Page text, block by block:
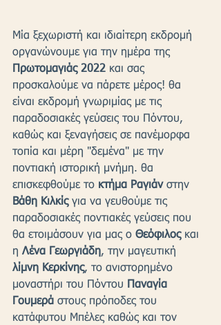
Μία ξεχωριστή και ιδιαίτερη εκδρομή
οργανώνουμε για την ημέρα της
Πρωτομαγιάς 2022 και σας
προσκαλούμε να πάρετε μέρος! θα
είναι εκδρομή γνωριμίας με τις
παραδοσιακές γεύσεις του Πόντου,
καθώς και ξεναγήσεις σε πανέμορφα
τοπία και μέρη "δεμένα" με την
ποντιακή ιστορική μνήμη. θα
επισκεφθούμε το κτήμα Ραγιάν στην
Βάθη Κιλκίς για να γευθούμε τις
παραδοσιακές ποντιακές γεύσεις που
θα ετοιμάσουν για μας ο Θεόφιλος και
η Λένα Γεωργιάδη, την μαγευτική
λίμνη Κερκίνης, το ανιστορημένο
μοναστήρι του Πόντου Παναγία
Γουμερά στους πρόποδες του
κατάφυτου Μπέλες καθώς και τον